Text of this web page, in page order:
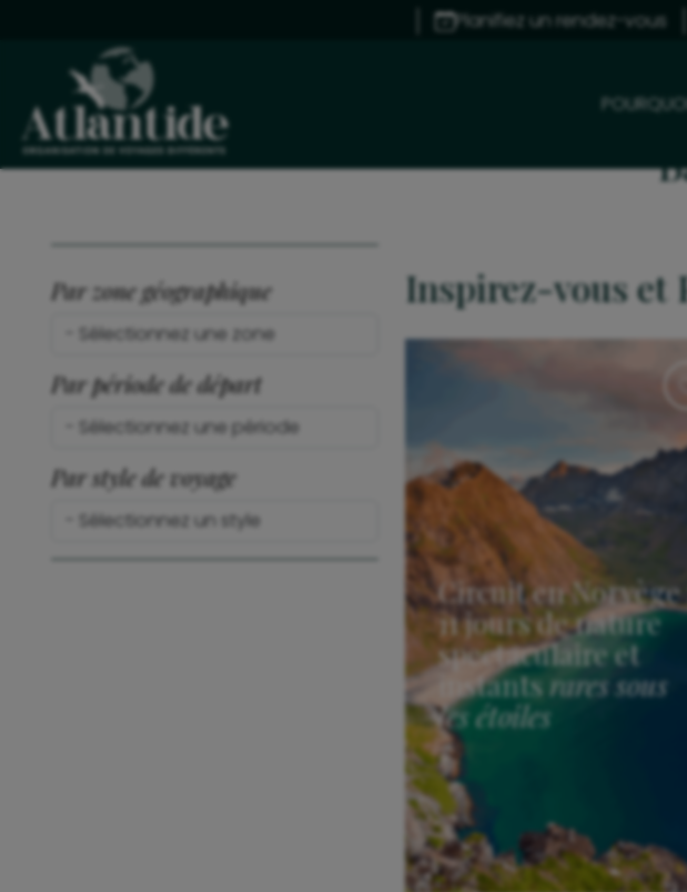
Planifiez un rendez-vous
Par zone géographique
Par période de départ
Par style de voyage
Inspirez-vous et
Circuit en Norvège :
11 jours de nature
spectaculaire et
instantsrares sous
les étoiles